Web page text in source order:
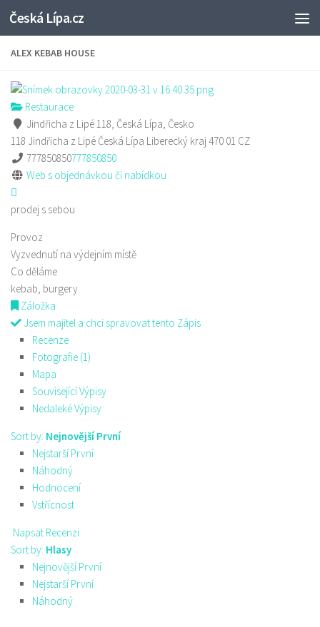
Skip to content
Česká Lípa.cz
ALEX KEBAB HOUSE
Restaurace
Jindřicha z Lipé 118, Česká Lípa, Česko
118 Jindřicha z Lipé Česká Lípa Liberecký kraj470 01 CZ
777850850777850850
Web s objednávkou či nabídkou
prodej s sebou
Provoz
Vyzvednutí na výdejním místě
Co děláme
kebab, burgery
Záložka
Jsem majitel a chci spravovat tento Zápis
Recenze
Fotografie (1)
Mapa
Související Výpisy
Nedaleké Výpisy
Sort by: Nejnovější První
Nejstarší První
Náhodný
Hodnocení
Vstřícnost
Napsat Recenzi
Sort by: Hlasy
Nejnovější První
Nejstarší První
Náhodný